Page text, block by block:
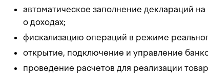
автоматическое заполнение деклараций
о доходах;
фискализацию операций в режиме
открытие, подключение и управление
проведение расчетов для реализации